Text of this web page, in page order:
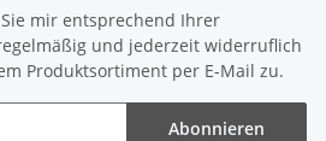
mir entsprechend Ihrer
und jederzeit widerruflich
Produktsortiment per E-Mail zu.
Abonnieren